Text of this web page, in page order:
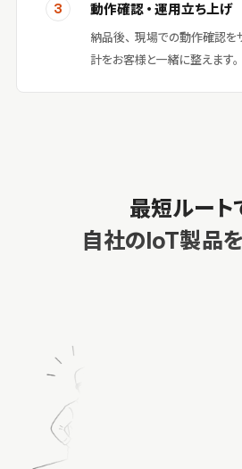
3 動作確認・運用立ち上げ
納品後、現場での動作確認を
計をお客様と一緒に整えます。
最短ルート
自社のIoT製品を